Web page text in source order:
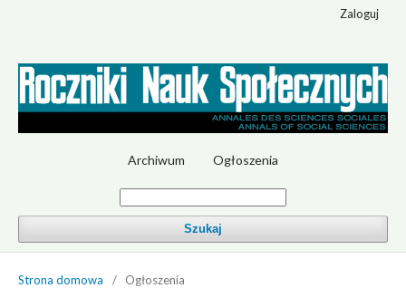
Archiwum Ogłoszenia
Szukaj
Zaloguj
Strona domowa / Ogłoszenia